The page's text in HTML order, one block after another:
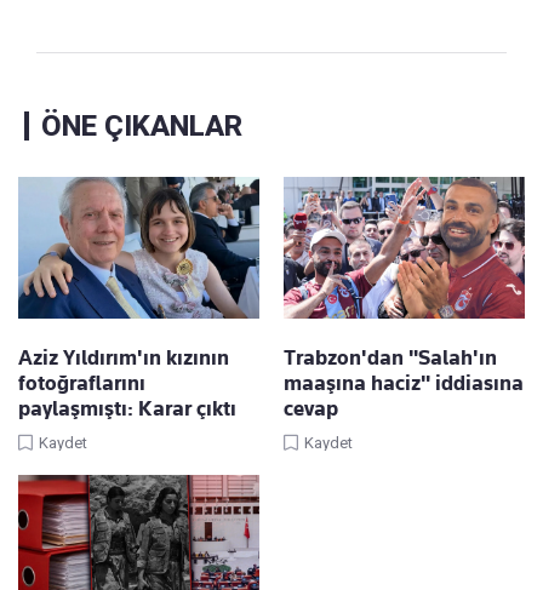
ÖNE ÇIKANLAR
Aziz Yıldırım'ın kızının
fotoğraflarını
paylaşmıştı: Karar çıktı
Kaydet
Trabzon'dan "Salah'ın
maaşına haciz" iddiasına
cevap
Kaydet